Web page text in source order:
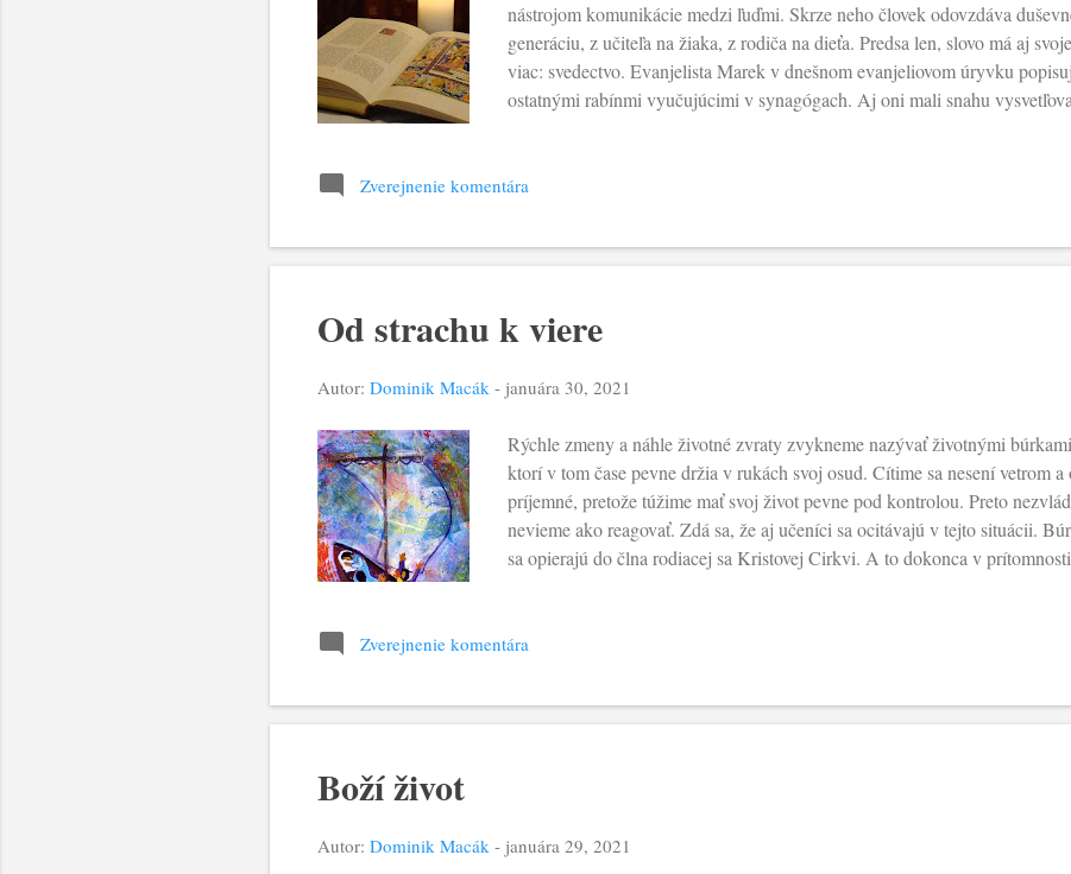
nástrojom komunikácie medzi ľuďmi. Skrze neho človek odovzdáva
generáciu, z učiteľa na žiaka, z rodiča na dieťa. Predsa len, slovo má aj
viac: svedectvo. Evanjelista Marek v dnešnom evanjeliovom úryvku
ostatnými rabínmi vyučujúcimi v synagógach. Aj oni mali snahu
Nebolo to jednoduché oznámenie: “priblížilo sa Božie kráľovstvo”. Ale
mnohorakej milosti, ktorá v jeho duši ustanovuje znovu poriadok.
Zverejnenie komentára
Od strachu k viere
Autor: Dominik Macák - januára 30, 2021
Rýchle zmeny a náhle životné zvraty zvykneme nazývať životnými
ktorí v tom čase pevne držia v rukách svoj osud. Cítime sa nesení vetrom
príjemné, pretože túžime mať svoj život pevne pod kontrolou. Preto
nevieme ako reagovať. Zdá sa, že aj učeníci sa ocitávajú v tejto situácii.
sa opierajú do člna rodiacej sa Kristovej Cirkvi. A to dokonca v
von z tejto situácie. Následne prichádza Ježišova otázka (lepšie otázky):
sa lepšie okolo seba, niet sa čoho báť.“ Neustála výzva zanechať pohľad
Zverejnenie komentára
Boží život
Autor: Dominik Macák - januára 29, 2021